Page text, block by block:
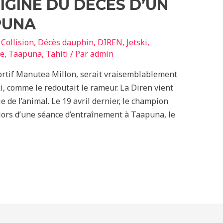
DU DÉCÈS D’UN
Collision, Décès dauphin, DIREN, Jetski,
, Taapuna, Tahiti / Paradmin
Manutea Millon, serait vraisemblablement
comme le redoutait le rameur. La Diren vient
de l’animal. Le 19 avril dernier, le champion
d’une séance d’entraînement à Taapuna, le